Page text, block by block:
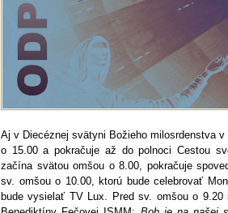
Aj v Diecéznej svätyni Božieho milosrdenstva
o 15.00 a pokračuje až do polnoci Cestou
začína svätou omšou o 8.00, pokračuje
sv. omšou o 10.00, ktorú bude celebrovať
bude vysielať TV Lux. Pred sv. omšou o